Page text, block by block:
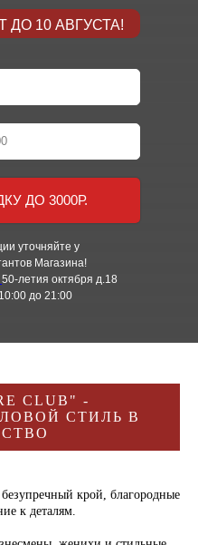
ДО 10 АВГУСТА!
уточняйте у
Магазина!
50-летия октября д.18
до 21:00
ДО 3000Р.
CLUB" -
СТИЛЬ В
крой, благородные
к деталям.